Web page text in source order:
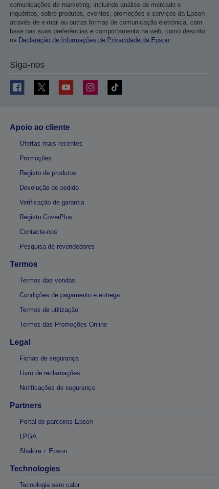
comunicações de marketing, incluindo análise de mercado e
inquéritos, sobre produtos, eventos, promoções e serviços da Epson
através de e-mail ou outras formas de comunicação eletrónica, com
base nas suas preferências e comportamento na web, como descrito
na Declaração de Informações de Privacidade da Epson.
Siga-nos
Apoio ao cliente
Ofertas mais recentes
Promoções
Registo de produtos
Devolução de pedido
Verificação de garantia
Registo CoverPlus
Contacte-nos
Pesquisa de revendedores
Termos
Termos das vendas
Condições de pagamento e entrega
Termos de utilização
Termos das Promoções Online
Legal
Fichas de segurança
Livro de reclamações
Notificações de segurança
Partners
Portal de parceiros Epson
LPGA
Shakira + Epson
Technologies
Tecnologia sem calor